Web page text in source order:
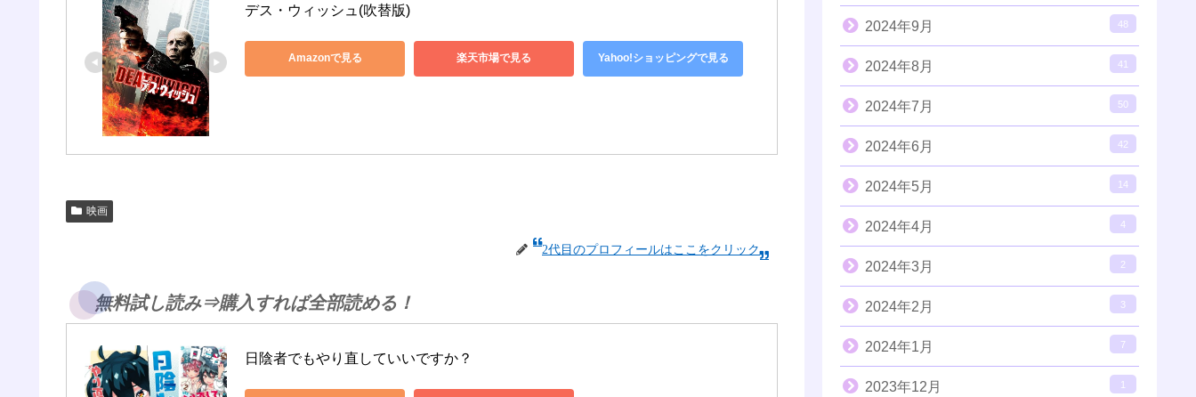
デス・ウィッシュ(吹替版)
Amazonで見る 楽天市場で見る Yahoo!ショッピングで見る
映画
2代目のプロフィールはここをクリック
無料試し読み⇒購入すれば全部読める！
日陰者でもやり直していいですか？
2024年9月 48
2024年8月 41
2024年7月 50
2024年6月 42
2024年5月 14
2024年4月 4
2024年3月 2
2024年2月 3
2024年1月 7
2023年12月 1